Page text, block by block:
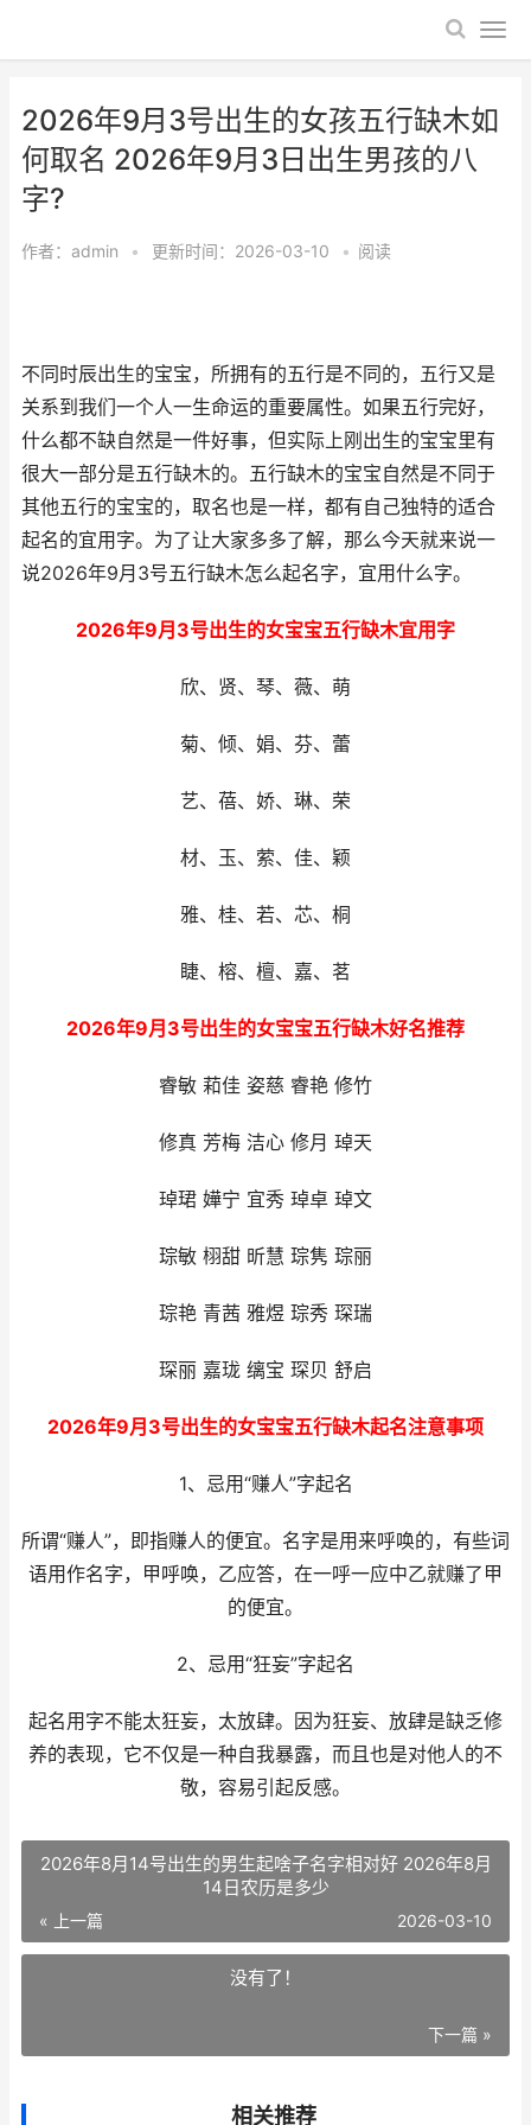
2026年9月3号出生的女孩五行缺木如
何取名 2026年9月3日出生男孩的八
字?
作者： admin • 更新时间：2026-03-10 • 阅读
不同时辰出生的宝宝，所拥有的五行是不同的，五行又是
关系到我们一个人一生命运的重要属性。如果五行完好，
什么都不缺自然是一件好事，但实际上刚出生的宝宝里有
很大一部分是五行缺木的。五行缺木的宝宝自然是不同于
其他五行的宝宝的，取名也是一样，都有自己独特的适合
起名的宜用字。为了让大家多多了解，那么今天就来说一
说2026年9月3号五行缺木怎么起名字，宜用什么字。
2026年9月3号出生的女宝宝五行缺木宜用字
欣、贤、琴、薇、萌
菊、倾、娟、芬、蕾
艺、蓓、娇、琳、荣
材、玉、萦、佳、颖
雅、桂、若、芯、桐
睫、榕、檀、嘉、茗
2026年9月3号出生的女宝宝五行缺木好名推荐
睿敏 萂佳 姿慈 睿艳 修竹
修真 芳梅 洁心 修月 琸天
琸珺 嬅宁 宜秀 琸卓 琸文
琮敏 栩甜 昕慧 琮隽 琮丽
琮艳 青茜 雅煜 琮秀 琛瑞
琛丽 嘉珑 缡宝 琛贝 舒启
2026年9月3号出生的女宝宝五行缺木起名注意事项
1、忌用“赚人”字起名
所谓“赚人”，即指赚人的便宜。名字是用来呼唤的，有些词
语用作名字，甲呼唤，乙应答，在一呼一应中乙就赚了甲
的便宜。
2、忌用“狂妄”字起名
起名用字不能太狂妄，太放肆。因为狂妄、放肆是缺乏修
养的表现，它不仅是一种自我暴露，而且也是对他人的不
敬，容易引起反感。
2026年8月14号出生的男生起啥子名字相对好 2026年8月
14日农历是多少
« 上一篇 2026-03-10
没有了！
下一篇 »
相关推荐